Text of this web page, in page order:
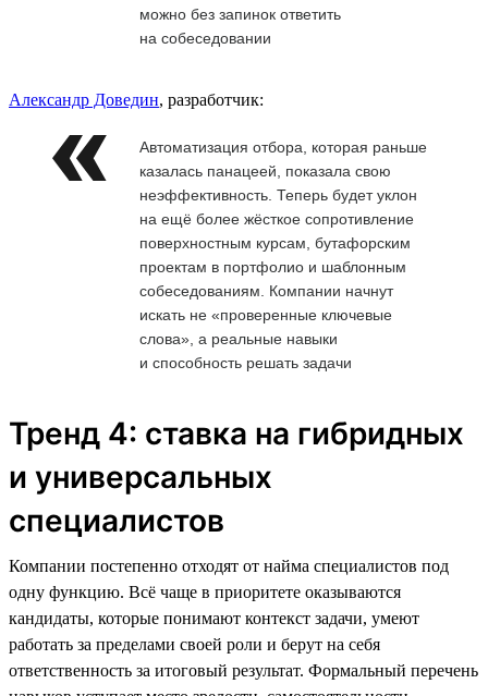
можно без запинок ответить
на собеседовании
Александр Доведин, разработчик:
Автоматизация отбора, которая раньше
казалась панацеей, показала свою
неэффективность. Теперь будет уклон
на ещё более жёсткое сопротивление
поверхностным курсам, бутафорским
проектам в портфолио и шаблонным
собеседованиям. Компании начнут
искать не «проверенные ключевые
слова», а реальные навыки
и способность решать задачи
Тренд 4: ставка на гибридных
и универсальных
специалистов
Компании постепенно отходят от найма специалистов под
одну функцию. Всё чаще в приоритете оказываются
кандидаты, которые понимают контекст задачи, умеют
работать за пределами своей роли и берут на себя
ответственность за итоговый результат. Формальный перечень